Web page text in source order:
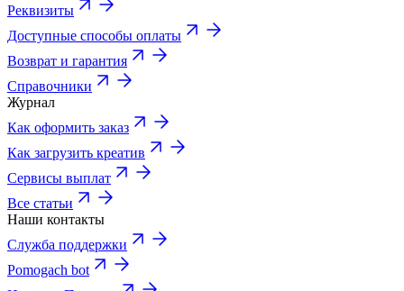
Реквизиты
Доступные способы оплаты
Возврат и гарантия
Справочники
Журнал
Как оформить заказ
Как загрузить креатив
Сервисы выплат
Все статьи
Наши контакты
Служба поддержки
Pomogach bot